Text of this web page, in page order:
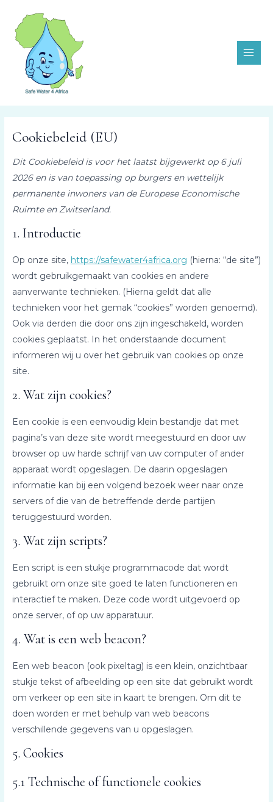
inhoud
Cookiebeleid (EU)
Dit Cookiebeleid is voor het laatst bijgewerkt op 6 juli
2026 en is van toepassing op burgers en wettelijk
permanente inwoners van de Europese Economische
Ruimte en Zwitserland.
1. Introductie
Op onze site, https://safewater4africa.org (hierna: “de site”)
wordt gebruikgemaakt van cookies en andere
aanverwante technieken. (Hierna geldt dat alle
technieken voor het gemak “cookies” worden genoemd).
Ook via derden die door ons zijn ingeschakeld, worden
cookies geplaatst. In het onderstaande document
informeren wij u over het gebruik van cookies op onze
site.
2. Wat zijn cookies?
Een cookie is een eenvoudig klein bestandje dat met
pagina’s van deze site wordt meegestuurd en door uw
browser op uw harde schrijf van uw computer of ander
apparaat wordt opgeslagen. De daarin opgeslagen
informatie kan bij een volgend bezoek weer naar onze
servers of die van de betreffende derde partijen
teruggestuurd worden.
3. Wat zijn scripts?
Een script is een stukje programmacode dat wordt
gebruikt om onze site goed te laten functioneren en
interactief te maken. Deze code wordt uitgevoerd op
onze server, of op uw apparatuur.
4. Wat is een web beacon?
Een web beacon (ook pixeltag) is een klein, onzichtbaar
stukje tekst of afbeelding op een site dat gebruikt wordt
om verkeer op een site in kaart te brengen. Om dit te
doen worden er met behulp van web beacons
verschillende gegevens van u opgeslagen.
5. Cookies
5.1 Technische of functionele cookies
service
elementor
service
wordpress
service
complianz
service
stripe
service
google-
service
burst-
service
google-
service
google-
service
diversen